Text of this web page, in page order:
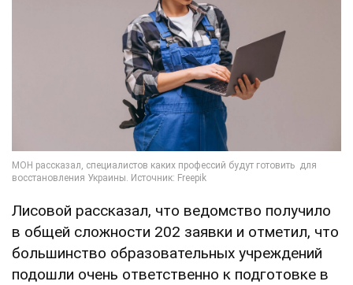
Лисовой рассказал, что ведомство получило
в общей сложности 202 заявки и отметил, что
большинство образовательных учреждений
подошли очень ответственно к подготовке в